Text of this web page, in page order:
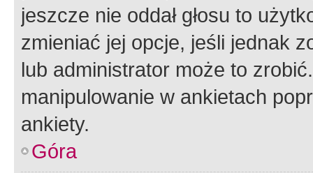
jeszcze nie oddał głosu to
zmieniać jej opcje, jeśli jednak
lub administrator może to
manipulowanie w ankietach
ankiety.
Góra